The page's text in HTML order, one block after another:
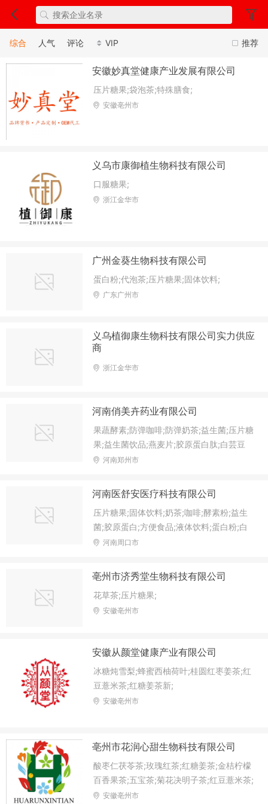
推荐
综合 人气 评论 VIP
安徽妙真堂健康产业发展有限公司
压片糖果;袋泡茶;特殊膳食;
安徽亳州市
义乌市康御植生物科技有限公司
口服糖果;
浙江金华市
广州金葵生物科技有限公司
蛋白粉;代泡茶;压片糖果;固体饮料;
广东广州市
义乌植御康生物科技有限公司实力供应
商
浙江金华市
河南俏美卉药业有限公司
果蔬酵素;防弹咖啡;防弹奶茶;益生菌;压片糖
果;益生菌饮品;燕麦片;胶原蛋白肽;白芸豆
片;蓝莓叶黄素;藕粉;南瓜酵素;益生菌粉;益
植物蛋白粉;红糖姜茶;奇亚籽藕粉;
河南郑州市
河南医舒安医疗科技有限公司
压片糖果;固体饮料;奶茶;咖啡;酵素粉;益生
菌;胶原蛋白;方便食品;液体饮料;蛋白粉;白
凉粉;木瓜葛根片;白芸豆片;黑咖啡;防弹咖
河南周口市
亳州市济秀堂生物科技有限公司
花草茶;压片糖果;
安徽亳州市
安徽从颜堂健康产业有限公司
冰糖炖雪梨;蜂蜜西柚荷叶;桂圆红枣姜茶;红
豆薏米茶;红糖姜茶新;
安徽亳州市
亳州市花润心甜生物科技有限公司
酸枣仁茯苓茶;玫瑰红茶;红糖姜茶;金桔柠檬
百香果茶;五宝茶;菊花决明子茶;红豆薏米茶;
玫瑰洛神茶;代用/养生茶;蜜桃乌龙茶;菊苣栀
安徽亳州市